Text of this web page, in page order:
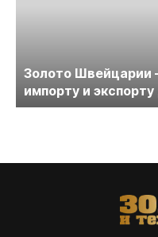
Золото Швейцарии
импорту и